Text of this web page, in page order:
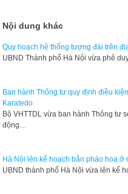
Nội dung khác
Quy hoạch hệ thống tượng đài trên
​UBND Thành phố Hà Nội vừa phê
Ban hành Thông tư quy định điều
Karatedo
Bộ VHTTDL vừa ban hành Thông tư
động…
Hà Nội lên kế hoạch bắn pháo hoa ở
​UBND thành phố Hà Nội vừa lên kế